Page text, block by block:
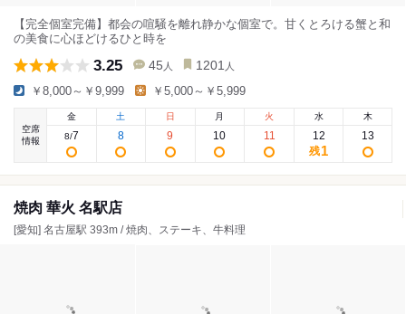
【完全個室完備】都会の喧騒を離れ静かな個室で。甘くとろける蟹と和
の美食に心ほどけるひと時を
3.25 45 人 1201 人
￥8,000～￥9,999 ￥5,000～￥5,999
空席
情報
金
8/7
土
8
日
9
月
10
火
11
水
12
残1
木
13
焼肉 華火 名駅店
[愛知] 名古屋駅 393m / 焼肉、ステーキ、牛料理